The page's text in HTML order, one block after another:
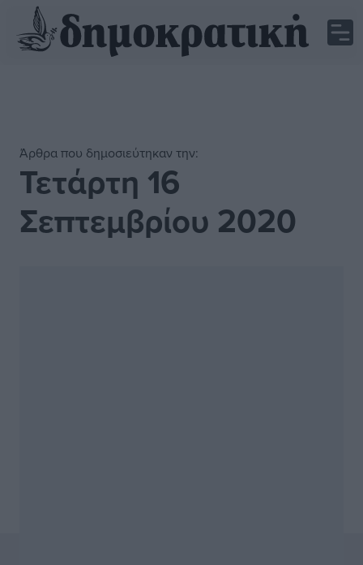
Άρθρα που δημοσιεύτηκαν την:
Τετάρτη 16
Σεπτεμβρίου 2020